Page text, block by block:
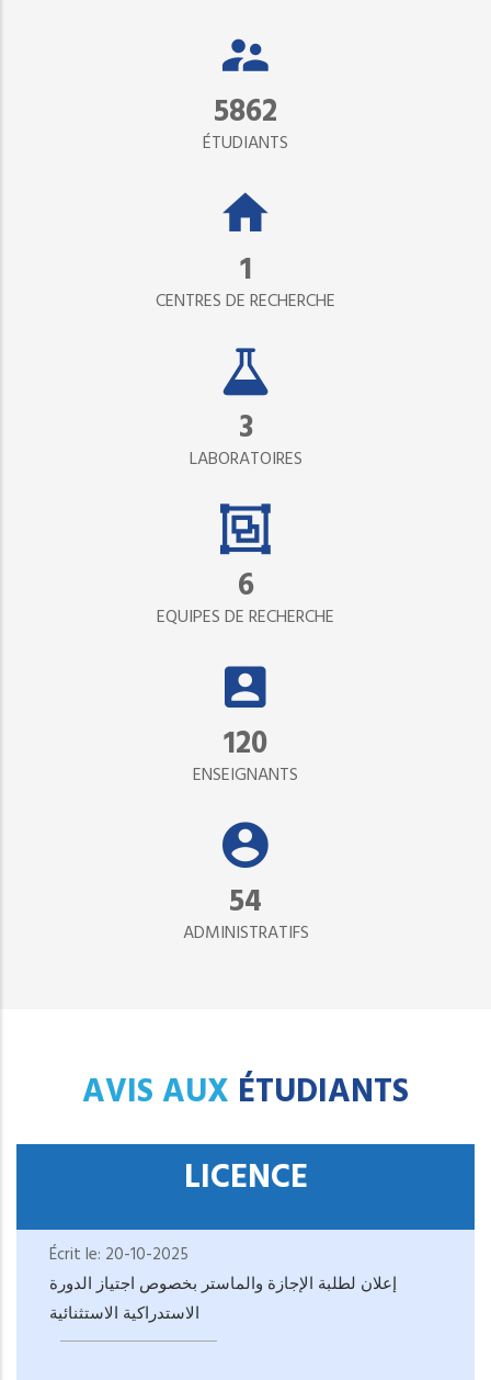
5862
ÉTUDIANTS
1
CENTRES DE RECHERCHE
3
LABORATOIRES
6
EQUIPES DE RECHERCHE
120
ENSEIGNANTS
54
ADMINISTRATIFS
AVIS AUX ÉTUDIANTS
LICENCE
Écrit le: 20-10-2025
إعلان لطلبة الإجازة والماستر بخصوص اجتياز الدورة
الاستدراكية الاستثنائية